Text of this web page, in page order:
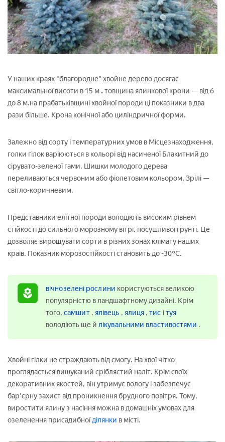
У наших краях "благородне" хвойне дерево досягає
максимальної висоти в 15 м .товщина ялинкової крони — від 6
до 8 м.на прабатьківщині хвойної породи ці показники в два
рази більше. Крона конічної або циліндричної форми.
Залежно від сорту і температурних умов в Місцезнаходження,
голки гілок варіюються в кольорі від насиченої Блакитний до
сірувато-зеленої гами. Шишки молодого дерева
переливаються червоним або фіолетовим кольором, Зрілі —
світло-коричневим.
Представники елітної породи володіють високим рівнем
стійкості до сильного морозному вітрі, посушливої грунті. Це
дозволяє вирощувати сорти в різних зонах клімату наших
країв. Показник морозостійкості становить до -30°С.
вічнозелені рослини користуються великою
популярністю в ландшафтному дизайні. Крім
того, самшит , ялівець , ялиця ,тис ітуя
володіють ще й лікувальними властивостями .
Хвойні гілки не страждають від смогу. На хвої чітко
проглядається вишуканий сріблястий наліт. Крім своїх
декоративних якостей, він утримує вологу і забезпечує
бар'єрну захист від проникнення брудного повітря. Тому,
виростити ялину з насіння можна в домашніх умовах для
озеленення присадибноїділянки в місті.